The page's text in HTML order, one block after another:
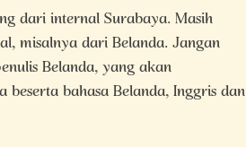
dari internal Surabaya. Masih
misalnya dari Belanda. Jangan
Belanda, yang akan
bahasa Belanda, Inggris dan